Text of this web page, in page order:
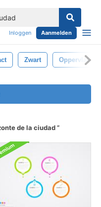
Inloggen Aanmelden
Zwart Oppervlak
de la ciudad